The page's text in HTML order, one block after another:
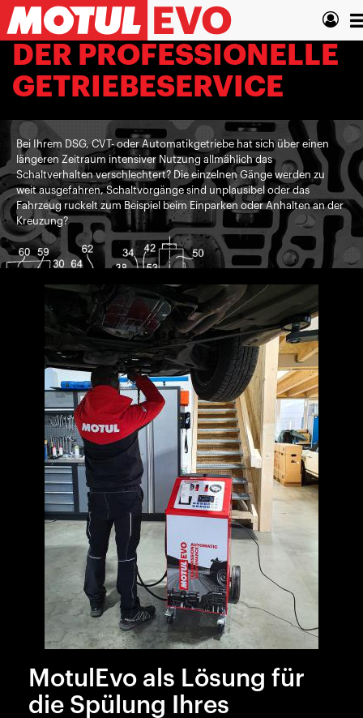
Direkt
zum
Inhalt
DER PROFESSIONELLE
GETRIEBESERVICE
Bei Ihrem DSG, CVT- oder Automatikgetriebe hat sich über einen
längeren Zeitraum intensiver Nutzung allmählich das
Schaltverhalten verschlechtert? Die einzelnen Gänge werden zu
weit ausgefahren, Schaltvorgänge sind unplausibel oder das
Fahrzeug ruckelt zum Beispiel beim Einparken oder Anhalten an der
Kreuzung?
MotulEvo als Lösung für
die Spülung Ihres